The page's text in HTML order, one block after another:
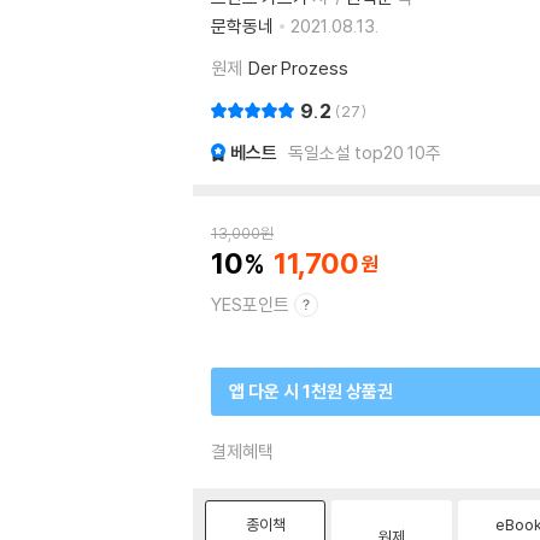
문학동네
2021.08.13.
원제 Der Prozess
9.2 27
베스트 독일소설 top20 10주
13,000원
10 11,700
YES포인트
앱 다운 시 1천원 상품권
결제혜택
종이책
원제